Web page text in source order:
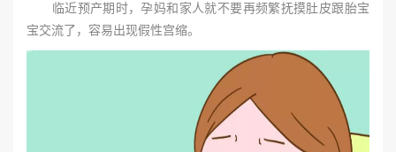
临近预产期时，孕妈和家人就不要再频繁抚摸肚皮跟胎宝
宝交流了，容易出现假性宫缩。